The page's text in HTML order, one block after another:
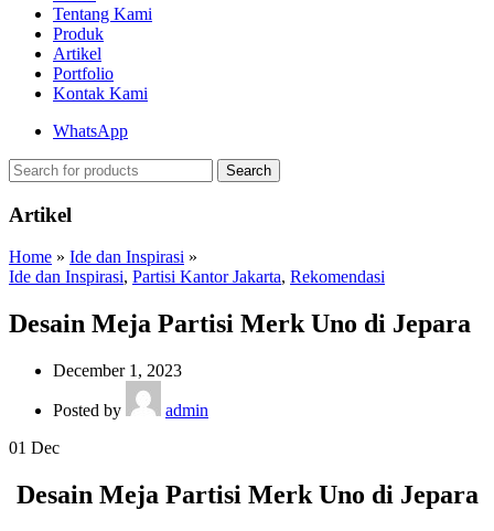
Tentang Kami
Produk
Artikel
Portfolio
Kontak Kami
WhatsApp
Search
Artikel
Home » Ide dan Inspirasi »
Ide dan Inspirasi, Partisi Kantor Jakarta, Rekomendasi
Desain Meja Partisi Merk Uno di Jepara
December 1, 2023
Posted by
admin
01 Dec
Desain Meja Partisi Merk Uno di Jepara